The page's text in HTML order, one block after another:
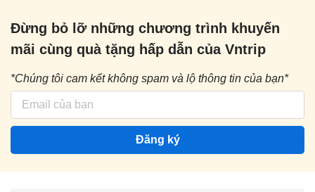
Đừng bỏ lỡ những chương trình khuyến
mãi cùng quà tặng hấp dẫn của Vntrip
*Chúng tôi cam kết không spam và lộ thông tin của bạn*
Đăng ký